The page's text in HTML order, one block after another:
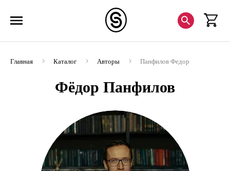
Главная Каталог Авторы Панфилов Федор
Фёдор Панфилов